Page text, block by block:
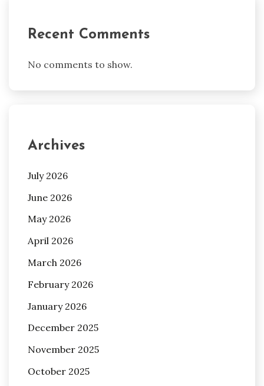
Recent Comments
No comments to show.
Archives
July 2026
June 2026
May 2026
April 2026
March 2026
February 2026
January 2026
December 2025
November 2025
October 2025